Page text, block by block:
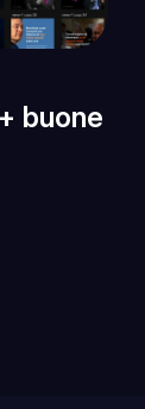
buone